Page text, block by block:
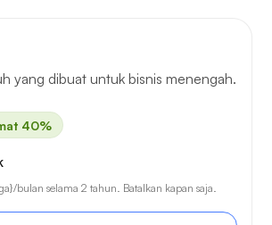
yang dibuat untuk bisnis menengah.
40%
bulan selama 2 tahun. Batalkan kapan saja.